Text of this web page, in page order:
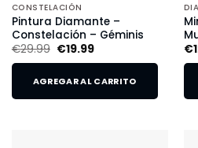
CONSTELACIÓN
Pintura Diamante –
Constelación – Géminis
€29.99 €19.99
AGREGAR AL CARRITO
€